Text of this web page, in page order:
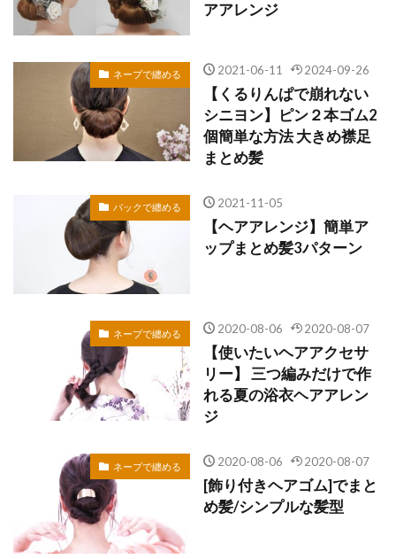
アアレンジ
ネープで纏める 2021-06-11 2024-09-26
【くるりんぱで崩れない
シニヨン】ピン２本ゴム2
個簡単な方法 大きめ襟足
まとめ髪
バックで纏める 2021-11-05
【ヘアアレンジ】簡単ア
ップまとめ髪3パターン
ネープで纏める 2020-08-06 2020-08-07
【使いたいヘアアクセサ
リー】 三つ編みだけで作
れる夏の浴衣ヘアアレン
ジ
ネープで纏める 2020-08-06 2020-08-07
[飾り付きヘアゴム]でまと
め髪/シンプルな髪型